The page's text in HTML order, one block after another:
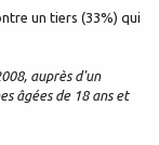
un tiers (33%) qui
auprès d'un
âgées de 18 ans et